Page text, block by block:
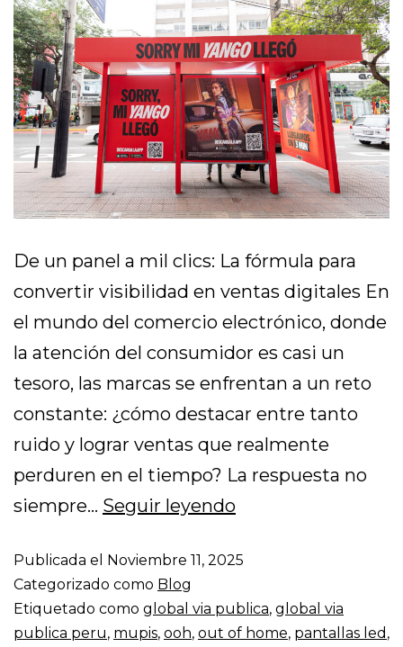
De un panel a mil clics: La fórmula para
convertir visibilidad en ventas digitales En
el mundo del comercio electrónico, donde
la atención del consumidor es casi un
tesoro, las marcas se enfrentan a un reto
constante: ¿cómo destacar entre tanto
ruido y lograr ventas que realmente
perduren en el tiempo? La respuesta no
siempre… Seguir leyendo
Publicada el Noviembre 11, 2025
Categorizado como Blog
Etiquetado como global via publica, global via
publica peru, mupis, ooh, out of home, pantallas led ,